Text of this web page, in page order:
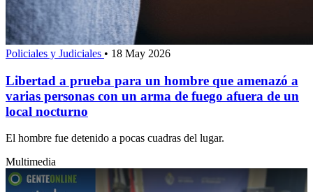
Policiales y Judiciales • 18 May 2026
Libertad a prueba para un hombre que amenazó a
varias personas con un arma de fuego afuera de un
local nocturno
El hombre fue detenido a pocas cuadras del lugar.
Multimedia